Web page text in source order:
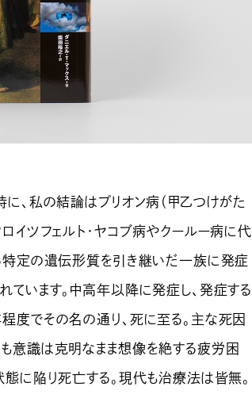
、私の結論はプリオン病（甲乙つけがた
イツフェルト・ヤコブ病やクールー病に代
特定の遺伝形質を引き継いだ一族に発症
います。中高年以降に発症し、発症する
度でその名の通り、死に至る。主な死因
意識は克明なまま想像を絶する疲労困
に陥り死亡する。現代も治療法は皆無。